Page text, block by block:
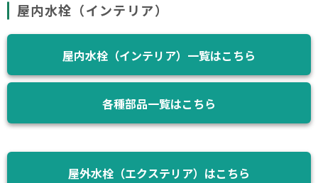
屋内水栓（インテリア）
屋内水栓（インテリア）一覧はこちら
各種部品一覧はこちら
屋外水栓（エクステリア）はこちら